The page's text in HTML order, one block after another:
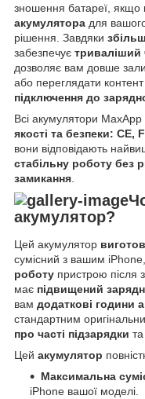
зношення батареї, якщо
акумулятора для
рішення. Завдяки
забезпечує триваліший
дозволяє вам довше
або переглядати контент
підключення до
Всі акумулятори
якості та безпеки: CE,
вони відповідають
стабільну роботу без
замикання
акумулятор?
Цей акумулятор
сумісний з вашим
роботу пристрою після
має підвищений
вам додаткові години
стандартним
про часті підзарядки
Цей акумулятор
Максимальна
iPhone вашої моделі.